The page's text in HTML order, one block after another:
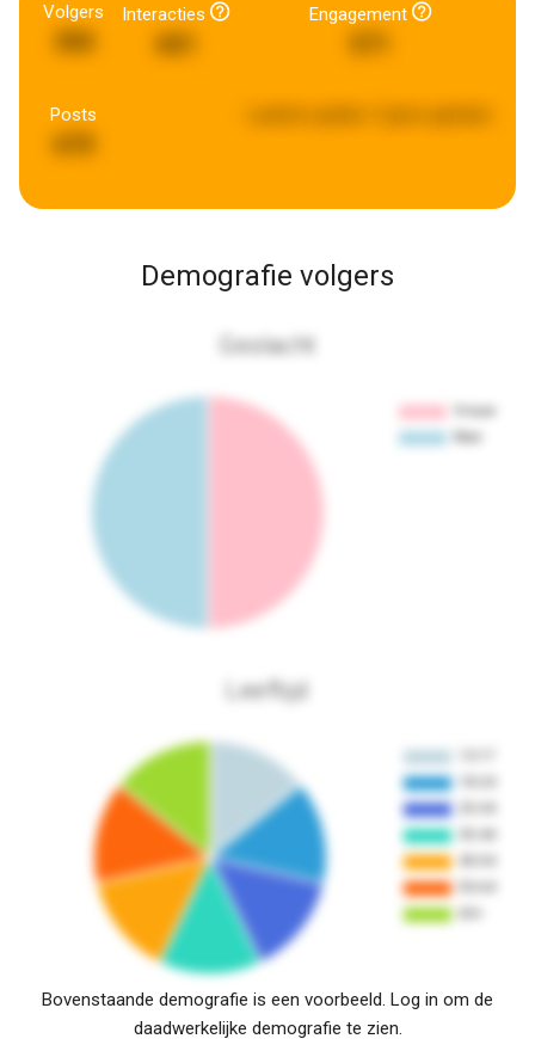
Volgers Interacties Engagement
Posts
Demografie volgers
Geslacht
Leeftijd
Bovenstaande demografie is een voorbeeld. Log in om de
daadwerkelijke demografie te zien.